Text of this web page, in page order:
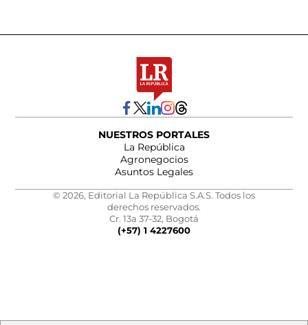
NUESTROS PORTALES
La República
Agronegocios
Asuntos Legales
© 2026, Editorial La República S.A.S. Todos los
derechos reservados.
Cr. 13a 37-32, Bogotá
(+57) 1 4227600